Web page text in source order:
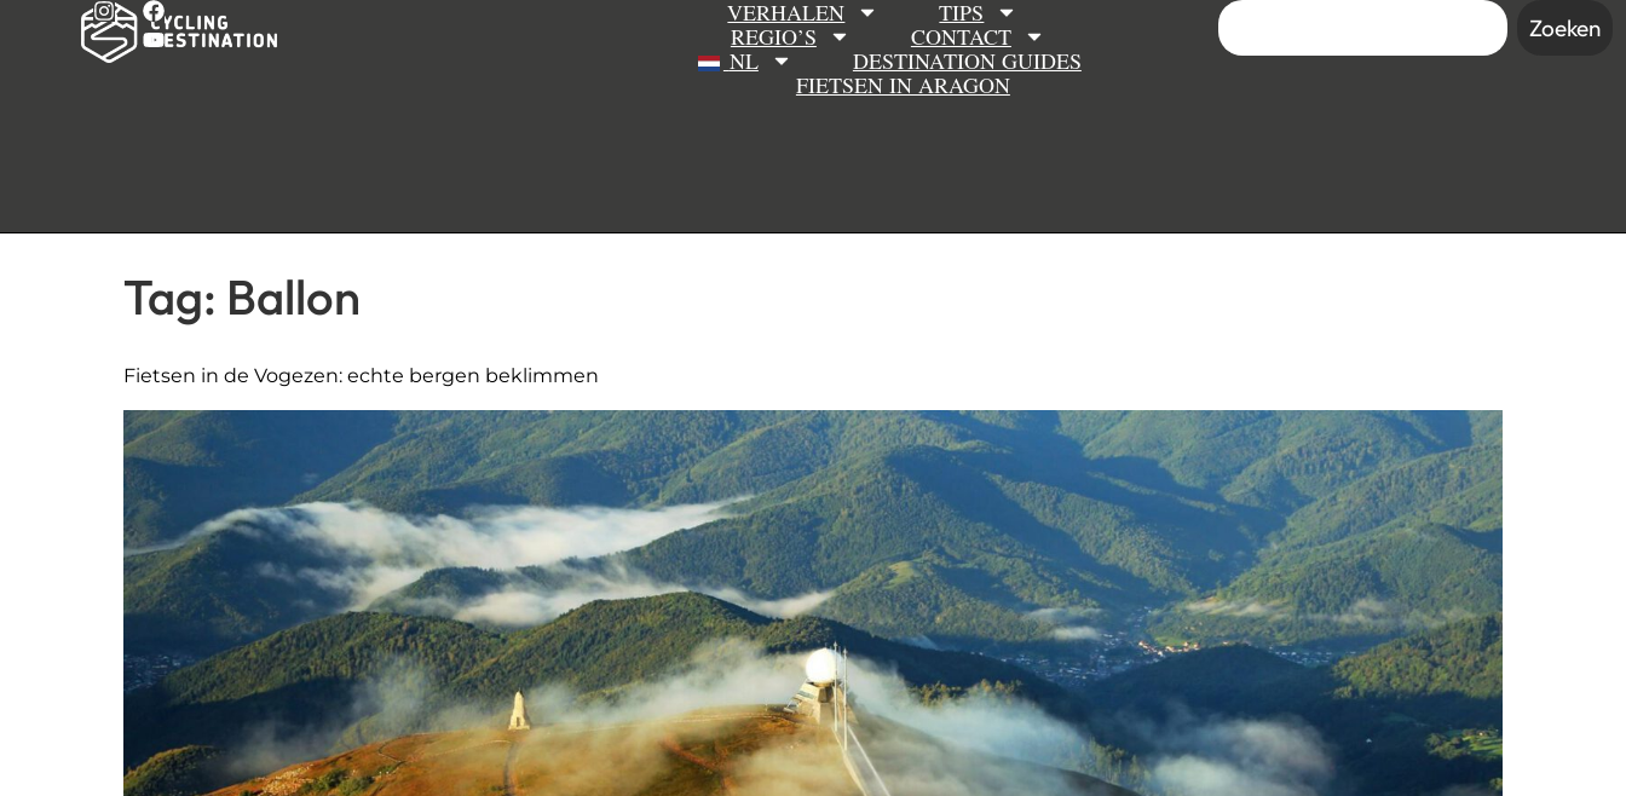
VERHALEN
TIPS
REGIO’S
CONTACT
NL
DESTINATION GUIDES
FIETSEN IN ARAGON
Zoeken
Tag: Ballon
Fietsen in de Vogezen: echte bergen beklimmen